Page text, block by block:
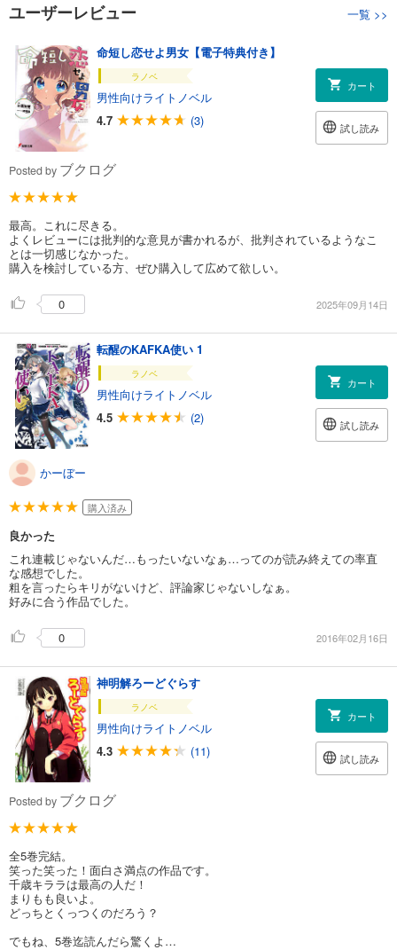
ユーザーレビュー 一覧 >>
命短し恋せよ男女【電子特典付き】
ラノベ
男性向けライトノベル
4.7
(3)
カート
試し読み
Posted by ブクログ
最高。これに尽きる。
よくレビューには批判的な意見が書かれるが、批判されているようなこ
とは一切感じなかった。
購入を検討している方、ぜひ購入して広めて欲しい。
0 2025年09月14日
転醒のKAFKA使い 1
ラノベ
男性向けライトノベル
4.5
(2)
カート
試し読み
かーぼー
購入済み
良かった
これ連載じゃないんだ…もったいないなぁ…ってのが読み終えての率直
な感想でした。
粗を言ったらキリがないけど、評論家じゃないしなぁ。
好みに合う作品でした。
0 2016年02月16日
神明解ろーどぐらす
ラノベ
男性向けライトノベル
4.3
(11)
カート
試し読み
Posted by ブクログ
全5巻完結。
笑った笑った！面白さ満点の作品です。
千歳キララは最高の人だ！
まりもも良いよ。
どっちとくっつくのだろう？
でもね、5巻迄読んだら驚くよ…